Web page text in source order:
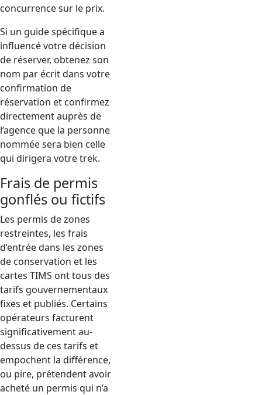
concurrence sur le prix.
Si un guide spécifique a
influencé votre décision
de réserver, obtenez son
nom par écrit dans votre
confirmation de
réservation et confirmez
directement auprès de
l’agence que la personne
nommée sera bien celle
qui dirigera votre trek.
Frais de permis
gonflés ou fictifs
Les permis de zones
restreintes, les frais
d’entrée dans les zones
de conservation et les
cartes TIMS ont tous des
tarifs gouvernementaux
fixes et publiés. Certains
opérateurs facturent
significativement au-
dessus de ces tarifs et
empochent la différence,
ou pire, prétendent avoir
acheté un permis qui n’a